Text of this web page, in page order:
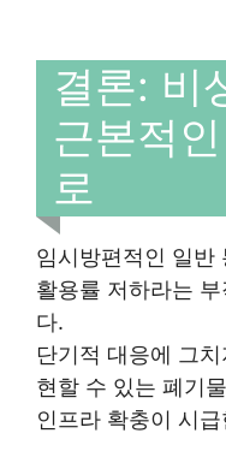
결론: 비
근본적
로
임시방편적인 일반
활용률 저하라는
다.
단기적 대응에 그
현할 수 있는 폐기
인프라 확충이 시